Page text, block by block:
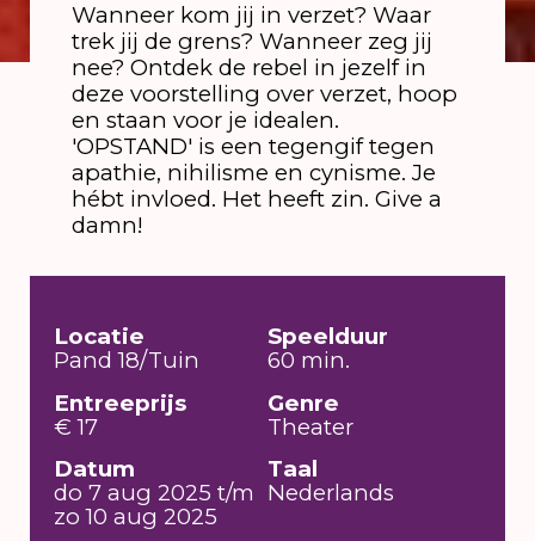
Wanneer kom jij in verzet? Waar
trek jij de grens? Wanneer zeg jij
nee? Ontdek de rebel in jezelf in
deze voorstelling over verzet, hoop
en staan voor je idealen.
'OPSTAND' is een tegengif tegen
apathie, nihilisme en cynisme. Je
hébt invloed. Het heeft zin. Give a
damn!
Locatie
Pand 18/Tuin
Speelduur
60 min.
Entreeprijs
€ 17
Genre
Theater
Datum
do 7 aug 2025 t/m
zo 10 aug 2025
Taal
Nederlands